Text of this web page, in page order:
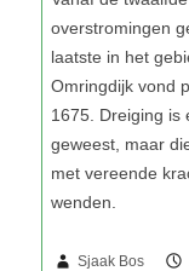
Sjaak Bos